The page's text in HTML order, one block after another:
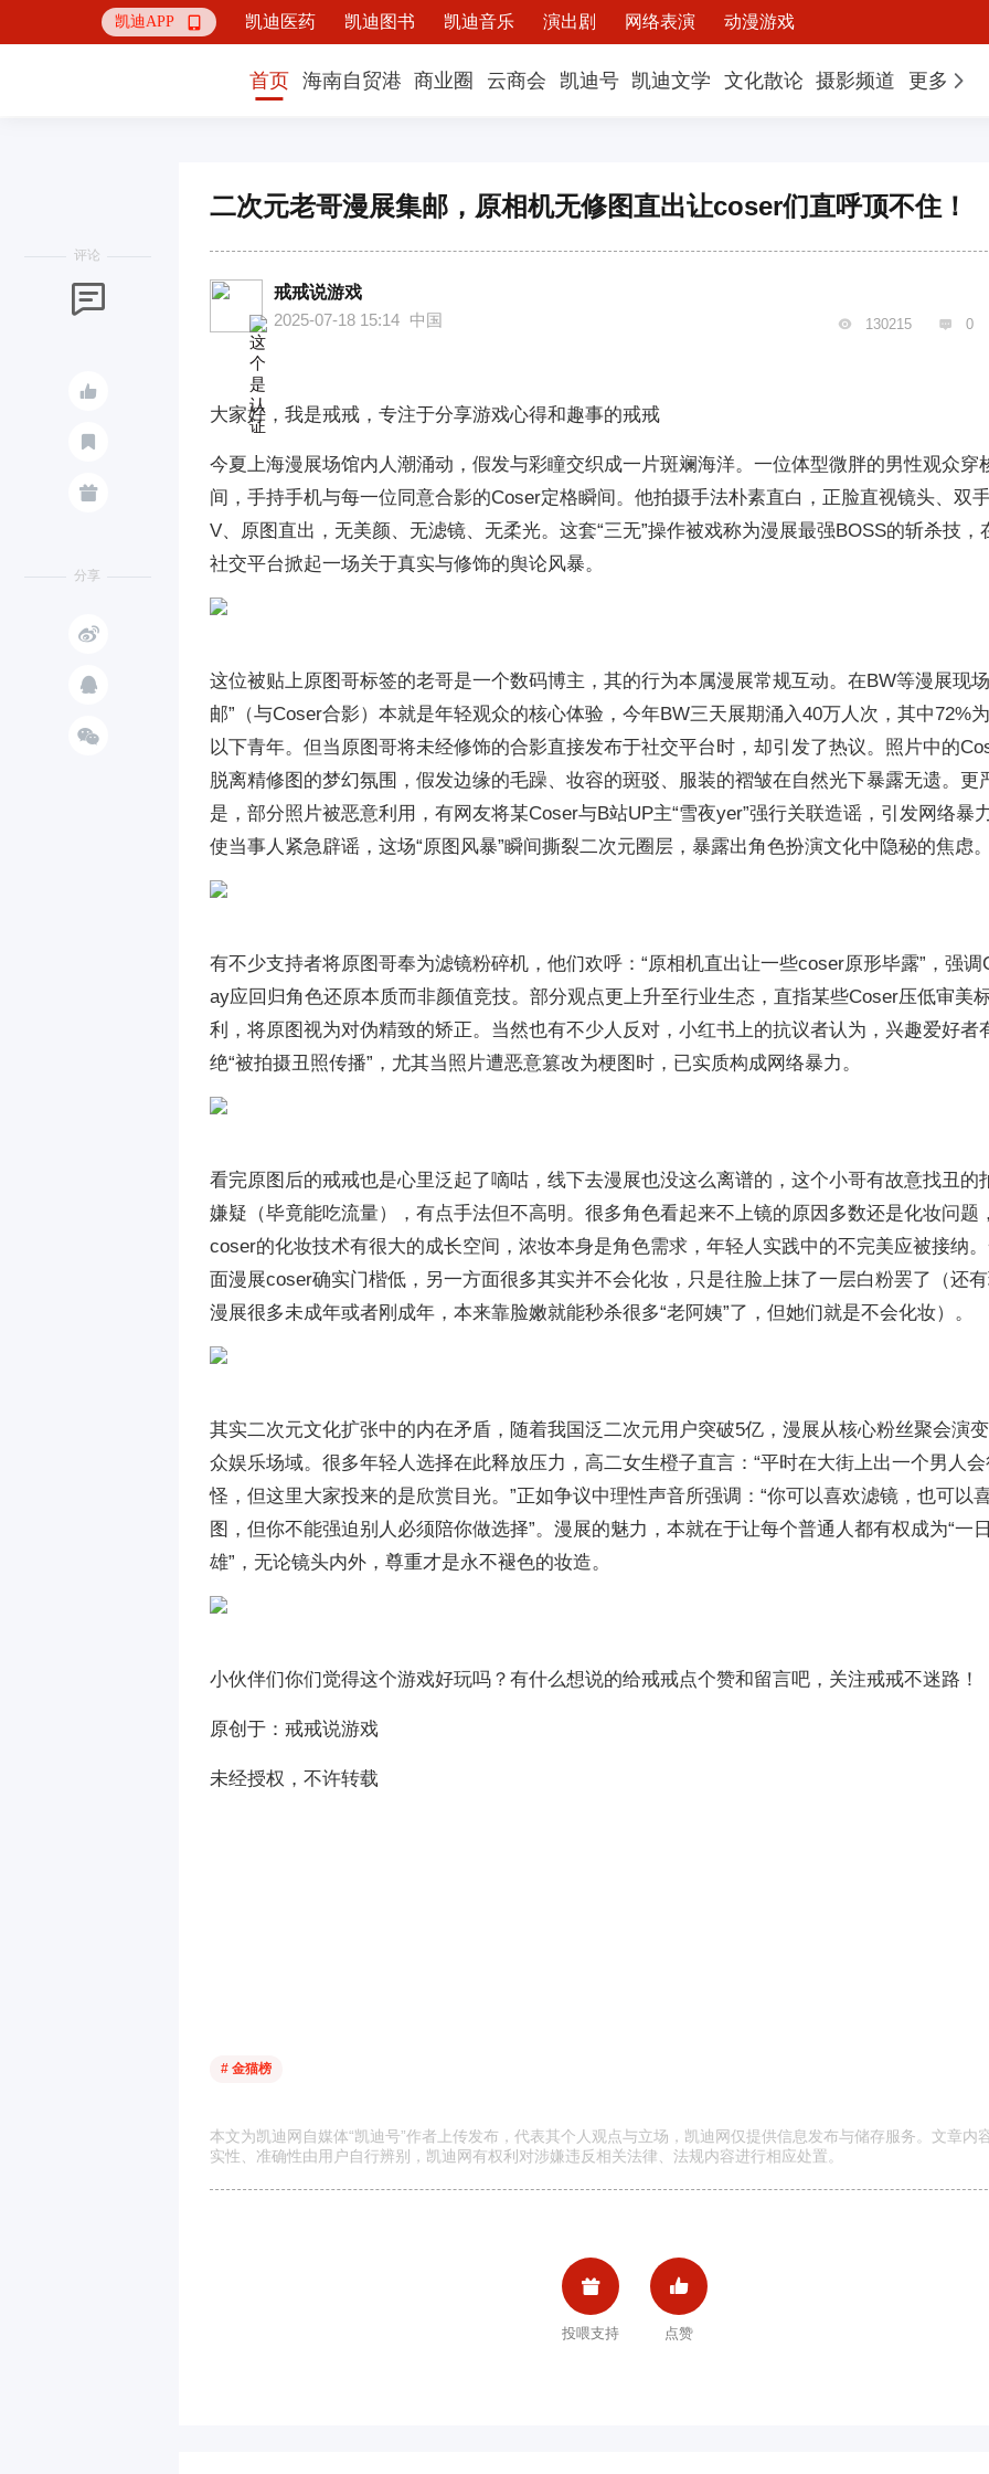
凯迪APP  凯迪医药 凯迪图书 凯迪音乐 演出剧 网络表演 动漫游戏
首页 海南自贸港 商业圈 云商会 凯迪号 凯迪文学 文化散论 摄影频道 更多
评论



分享



二次元老哥漫展集邮，原相机无修图直出让coser们直呼顶不住！
戒戒说游戏
2025-07-18 15:14 中国  130215  0
大家好，我是戒戒，专注于分享游戏心得和趣事的戒戒
今夏上海漫展场馆内人潮涌动，假发与彩瞳交织成一片斑斓海洋。一位体型微胖的男性观众穿
间，手持手机与每一位同意合影的Coser定格瞬间。他拍摄手法朴素直白，正脸直视镜头、双
V、原图直出，无美颜、无滤镜、无柔光。这套“三无”操作被戏称为漫展最强BOSS的斩杀技，
社交平台掀起一场关于真实与修饰的舆论风暴。
这位被贴上原图哥标签的老哥是一个数码博主，其的行为本属漫展常规互动。在BW等漫展现
邮”（与Coser合影）本就是年轻观众的核心体验，今年BW三天展期涌入40万人次，其中72%
以下青年。但当原图哥将未经修饰的合影直接发布于社交平台时，却引发了热议。照片中的
脱离精修图的梦幻氛围，假发边缘的毛躁、妆容的斑驳、服装的褶皱在自然光下暴露无遗。更
是，部分照片被恶意利用，有网友将某Coser与B站UP主“雪夜yer”强行关联造谣，引发网络暴
使当事人紧急辟谣，这场“原图风暴”瞬间撕裂二次元圈层，暴露出角色扮演文化中隐秘的焦虑。
有不少支持者将原图哥奉为滤镜粉碎机，他们欢呼：“原相机直出让一些coser原形毕露”，强调
ay应回归角色还原本质而非颜值竞技。部分观点更上升至行业生态，直指某些Coser压低审美
利，将原图视为对伪精致的矫正。当然也有不少人反对，小红书上的抗议者认为，兴趣爱好者
绝“被拍摄丑照传播”，尤其当照片遭恶意篡改为梗图时，已实质构成网络暴力。
看完原图后的戒戒也是心里泛起了嘀咕，线下去漫展也没这么离谱的，这个小哥有故意找丑的
嫌疑（毕竟能吃流量），有点手法但不高明。很多角色看起来不上镜的原因多数还是化妆问题
coser的化妆技术有很大的成长空间，浓妆本身是角色需求，年轻人实践中的不完美应被接纳
面漫展coser确实门楷低，另一方面很多其实并不会化妆，只是往脸上抹了一层白粉罢了（还
漫展很多未成年或者刚成年，本来靠脸嫩就能秒杀很多“老阿姨”了，但她们就是不会化妆）。
其实二次元文化扩张中的内在矛盾，随着我国泛二次元用户突破5亿，漫展从核心粉丝聚会演
众娱乐场域。很多年轻人选择在此释放压力，高二女生橙子直言：“平时在大街上出一个男人
怪，但这里大家投来的是欣赏目光。”正如争议中理性声音所强调：“你可以喜欢滤镜，也可以
图，但你不能强迫别人必须陪你做选择”。漫展的魅力，本就在于让每个普通人都有权成为“一
雄”，无论镜头内外，尊重才是永不褪色的妆造。
小伙伴们你们觉得这个游戏好玩吗？有什么想说的给戒戒点个赞和留言吧，关注戒戒不迷路！
原创于：戒戒说游戏
未经授权，不许转载
# 金猫榜
本文为凯迪网自媒体“凯迪号”作者上传发布，代表其个人观点与立场，凯迪网仅提供信息发布与储存服务。文章内
实性、准确性由用户自行辨别，凯迪网有权利对涉嫌违反相关法律、法规内容进行相应处置。

投喂支持

点赞